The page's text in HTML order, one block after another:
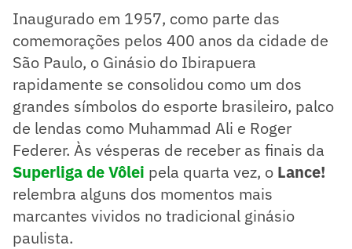
Inaugurado em 1957, como parte das
comemorações pelos 400 anos da cidade de
São Paulo, o Ginásio do Ibirapuera
rapidamente se consolidou como um dos
grandes símbolos do esporte brasileiro, palco
de lendas como Muhammad Ali e Roger
Federer. Às vésperas de receber as finais da
Superliga de Vôlei pela quarta vez, o Lance!
relembra alguns dos momentos mais
marcantes vividos no tradicional ginásio
paulista.